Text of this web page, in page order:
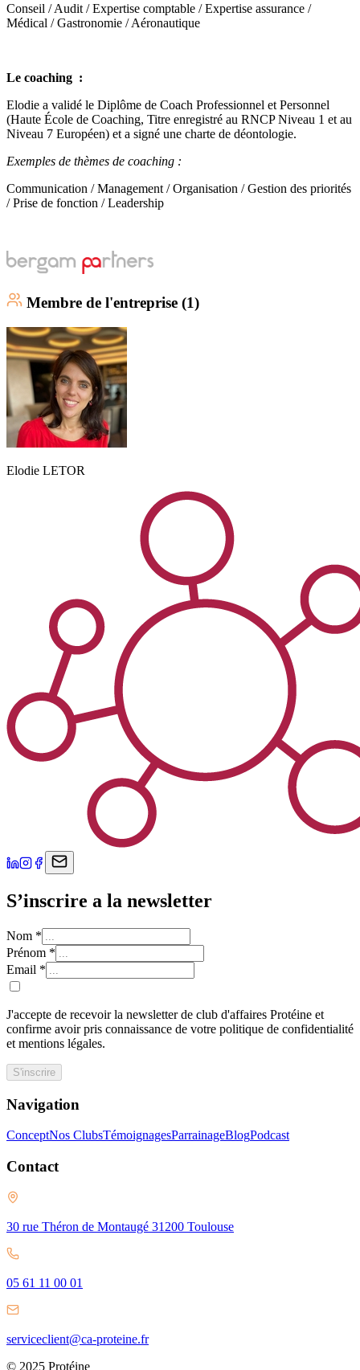
Conseil / Audit / Expertise comptable / Expertise assurance /
Médical / Gastronomie / Aéronautique
Le coaching :
Elodie a validé le Diplôme de Coach Professionnel et Personnel
(Haute École de Coaching, Titre enregistré au RNCP Niveau 1 et au
Niveau 7 Européen) et a signé une charte de déontologie.
Exemples de thèmes de coaching :
Communication / Management / Organisation / Gestion des priorités
/ Prise de fonction / Leadership
Membre de l'entreprise (1)
Elodie LETOR
S’inscrire a la newsletter
Nom *
Prénom *
Email *
J'accepte de recevoir la newsletter de club d'affaires Protéine et
confirme avoir pris connaissance de votre politique de confidentialité
et mentions légales.
S'inscrire
Navigation
ConceptNos ClubsTémoignagesParrainageBlogPodcast
Contact
30 rue Théron de Montaugé 31200 Toulouse
05 61 11 00 01
serviceclient@ca-proteine.fr
© 2025 Protéine